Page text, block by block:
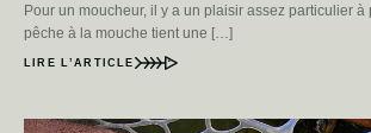
Pour un moucheur, il y a un plaisir assez particulier
pêche à la mouche tient une […]
LIRE L’ARTICLE